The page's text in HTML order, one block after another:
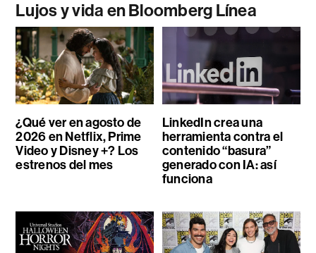
Lujos y vida en Bloomberg Línea
¿Qué ver en agosto de
2026 en Netflix, Prime
Video y Disney +? Los
estrenos del mes
LinkedIn crea una
herramienta contra el
contenido “basura”
generado con IA: así
funciona